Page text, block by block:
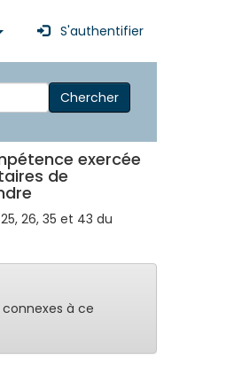
S'authentifier
Chercher
exercée
de
26, 35 et 43 du
à ce